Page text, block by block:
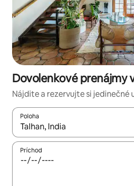
Dovolenkové prenájmy
Nájdite a rezervujte si jedinečné
Poloha
Keď budú výsledky k dispozícii,
Príchod